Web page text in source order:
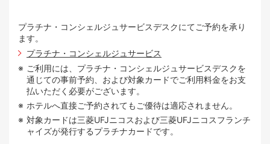
プラチナ・コンシェルジュサービスデスクにてご予約を承り
ます。
プラチナ・コンシェルジュサービス
ご利用には、プラチナ・コンシェルジュサービスデスクを
通じての事前予約、および対象カードでご利用料金をお支
払いただく必要がございます。
ホテルへ直接ご予約されてもご優待は適応されません。
対象カードは三菱UFJニコスおよび三菱UFJニコスフランチ
ャイズが発行するプラチナカードです。